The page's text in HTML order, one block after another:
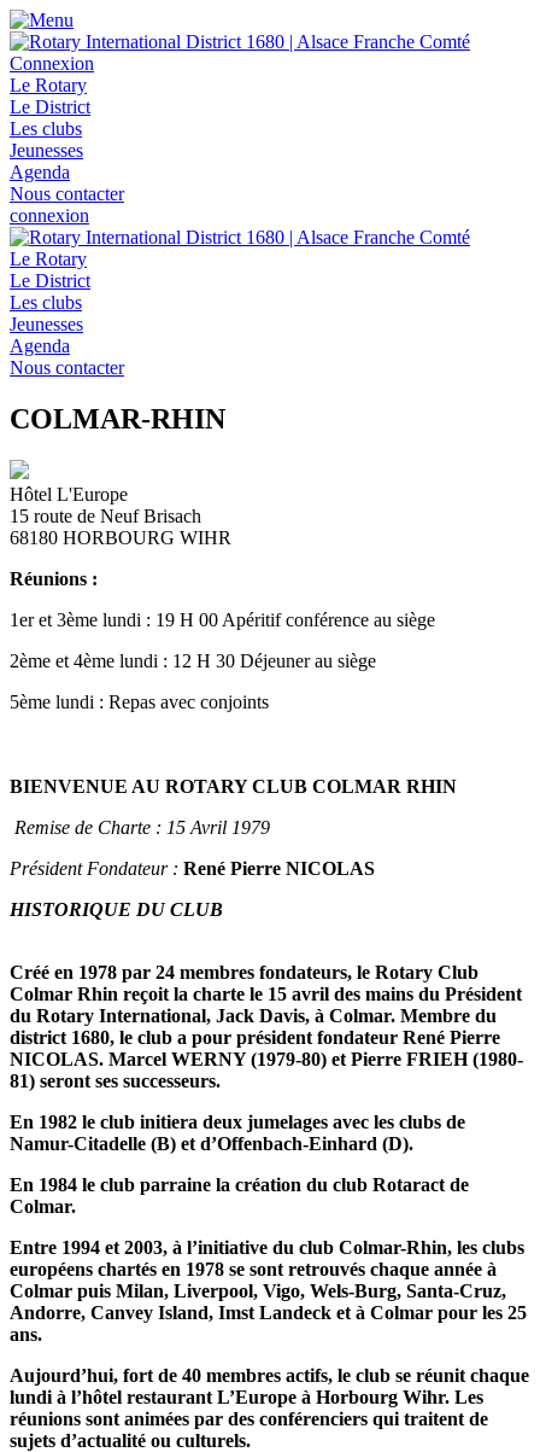
Connexion
Le Rotary
Le District
Les clubs
Jeunesses
Agenda
Nous contacter
connexion
Le Rotary
Le District
Les clubs
Jeunesses
Agenda
Nous contacter
COLMAR-RHIN
Hôtel L'Europe
15 route de Neuf Brisach
68180 HORBOURG WIHR
Réunions :
1er et 3ème lundi : 19 H 00 Apéritif conférence au siège
2ème et 4ème lundi : 12 H 30 Déjeuner au siège
5ème lundi : Repas avec conjoints
BIENVENUE AU ROTARY CLUB COLMAR RHIN
Remise de Charte : 15 Avril 1979
Président Fondateur : René Pierre NICOLAS
HISTORIQUE DU CLUB
Créé en 1978 par 24 membres fondateurs, le Rotary Club
Colmar Rhin reçoit la charte le 15 avril des mains du Président
du Rotary International, Jack Davis, à Colmar. Membre du
district 1680, le club a pour président fondateur René Pierre
NICOLAS. Marcel WERNY (1979-80) et Pierre FRIEH (1980-
81) seront ses successeurs.
En 1982 le club initiera deux jumelages avec les clubs de
Namur-Citadelle (B) et d’Offenbach-Einhard (D).
En 1984 le club parraine la création du club Rotaract de
Colmar.
Entre 1994 et 2003, à l’initiative du club Colmar-Rhin, les clubs
européens chartés en 1978 se sont retrouvés chaque année à
Colmar puis Milan, Liverpool, Vigo, Wels-Burg, Santa-Cruz,
Andorre, Canvey Island, Imst Landeck et à Colmar pour les 25
ans.
Aujourd’hui, fort de 40 membres actifs, le club se réunit chaque
lundi à l’hôtel restaurant L’Europe à Horbourg Wihr. Les
réunions sont animées par des conférenciers qui traitent de
sujets d’actualité ou culturels.